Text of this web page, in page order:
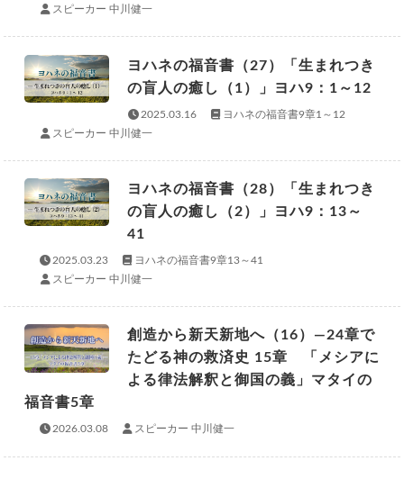
スピーカー 中川健一
ヨハネの福音書（27）「生まれつき
の盲人の癒し（1）」ヨハ9：1～12
2025.03.16
ヨハネの福音書9章1～12
スピーカー 中川健一
ヨハネの福音書（28）「生まれつき
の盲人の癒し（2）」ヨハ9：13～
41
2025.03.23
ヨハネの福音書9章13～41
スピーカー 中川健一
創造から新天新地へ（16）―24章で
たどる神の救済史 15章 「メシアに
よる律法解釈と御国の義」マタイの
福音書5章
2026.03.08 スピーカー 中川健一